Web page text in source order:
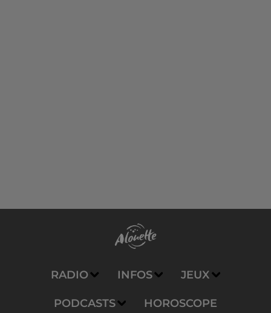
RADIO INFOS JEUX
PODCASTS HOROSCOPE